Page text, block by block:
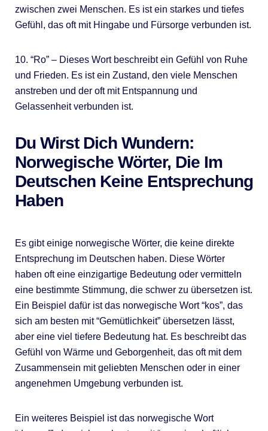
zwischen zwei Menschen. Es ist ein starkes und tiefes
Gefühl, das oft mit Hingabe und Fürsorge verbunden ist.
10. “Ro” – Dieses Wort beschreibt ein Gefühl von Ruhe
und Frieden. Es ist ein Zustand, den viele Menschen
anstreben und der oft mit Entspannung und
Gelassenheit verbunden ist.
Du Wirst Dich Wundern:
Norwegische Wörter, Die Im
Deutschen Keine Entsprechung
Haben
Es gibt einige norwegische Wörter, die keine direkte
Entsprechung im Deutschen haben. Diese Wörter
haben oft eine einzigartige Bedeutung oder vermitteln
eine bestimmte Stimmung, die schwer zu übersetzen ist.
Ein Beispiel dafür ist das norwegische Wort “kos”, das
sich am besten mit “Gemütlichkeit” übersetzen lässt,
aber eine viel tiefere Bedeutung hat. Es beschreibt das
Gefühl von Wärme und Geborgenheit, das oft mit dem
Zusammensein mit geliebten Menschen oder in einer
angenehmen Umgebung verbunden ist.
Ein weiteres Beispiel ist das norwegische Wort